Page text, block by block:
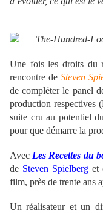
Une fois les droits du
rencontre de Steven
de compléter le panel
production respectives
suite cru au potentiel
pour que démarre la
Avec Les Recettes du
de Steven Spielberg et
film, près de trente ans
Un réalisateur et un